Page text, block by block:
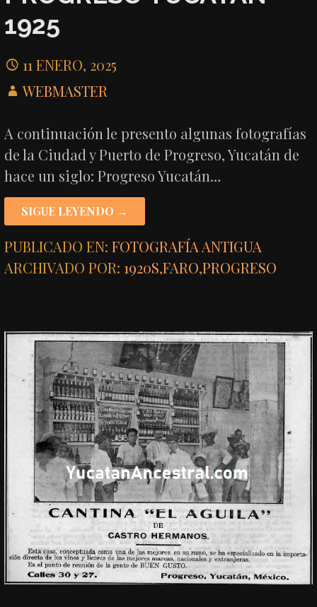
1925
11 ENERO, 2025
WEBMASTER
A continuación le presento algunas fotografías
de la Ciudad y Puerto de Progreso, Yucatán de
hace un siglo: Progreso Yucatán…
SIGUE LEYENDO →
PUBLICADO EN:FOTOGRAFÍA ANTIGUA
ARCHIVADO POR:1920S,FARO,PROGRESO